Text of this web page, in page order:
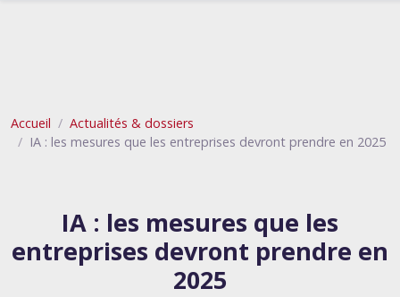
Accueil
Actualités & dossiers
IA : les mesures que les entreprises devront prendre en 2025
IA : les mesures que les
entreprises devront prendre en
2025